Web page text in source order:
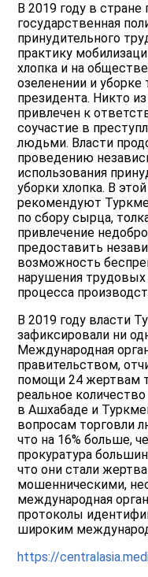
В 2019 году в
государственная
принудительного
практику
хлопка и на
озеленении и
президента. Никто
привлечен к
соучастие в
людьми. Власти
проведению
использования
уборки хлопка. В
рекомендуют
по сбору сырца,
привлечение
предоставить
возможность
нарушения трудовых
процесса
В 2019 году власти
зафиксировали ни
Международная
правительством,
помощи 24 жертвам
реальное
в Ашхабаде и
вопросам торговли
что на 16% больше,
прокуратура
что они стали
мошенническими,
международная
протоколы
широким
https://